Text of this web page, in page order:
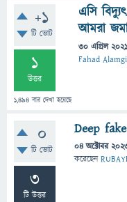
+1
টি ভোট
1
উত্তর
1,494 বার দেখা হয়েছে
এসি
আমরা
30 এপ্রিল 2021
Fahad
0
টি ভোট
3
টি উত্তর
Deep
04 অক্টোবর
করেছেন